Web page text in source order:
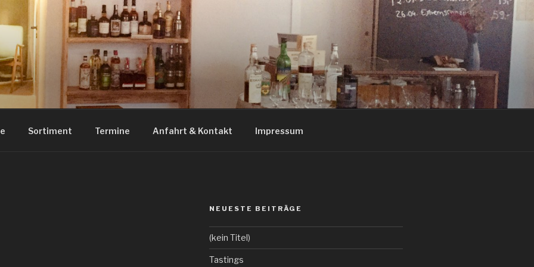
HILDESHEIM
und Tastings in Hildesheim
Sortiment Termine Anfahrt & Kontakt Impressum
NEUESTE BEITRÄGE
(kein Titel)
Tastings